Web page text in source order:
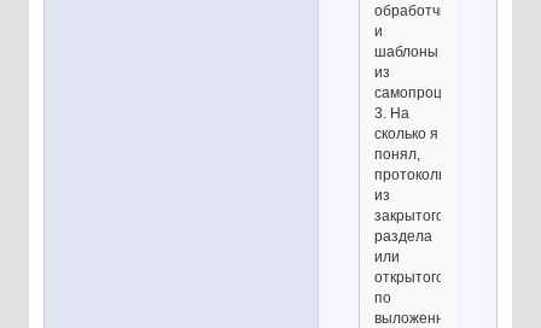
обработчики
и
шаблоны
из
самопроцесинга?
3. На
сколько я
понял,
протоколы
из
закрытого
раздела
или
открытого
по
выложенным